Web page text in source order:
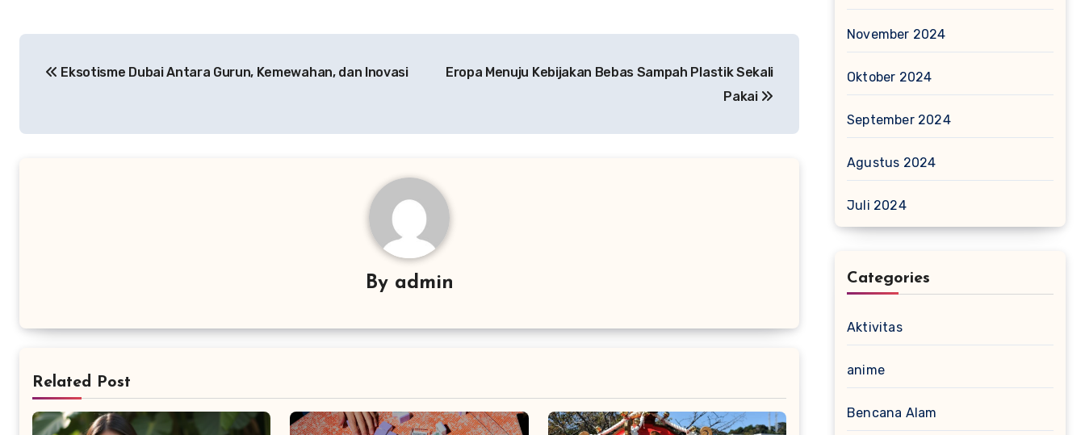
pos Eksotisme Dubai Antara Gurun, Kemewahan, dan Inovasi
Eropa Menuju Kebijakan Bebas Sampah Plastik Sekali
Pakai
By admin
Related Post
November 2024
Oktober 2024
September 2024
Agustus 2024
Juli 2024
Categories
Aktivitas
anime
Bencana Alam